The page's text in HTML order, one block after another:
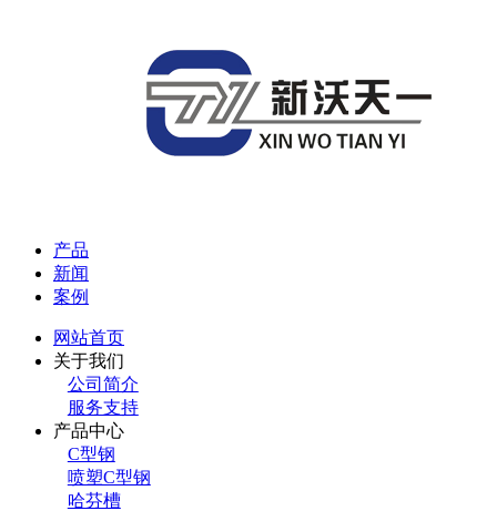
产品
新闻
案例
网站首页
关于我们
公司简介
服务支持
产品中心
C型钢
喷塑C型钢
哈芬槽